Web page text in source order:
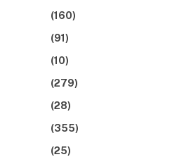
(160)
(91)
(10)
(279)
(28)
(355)
(25)